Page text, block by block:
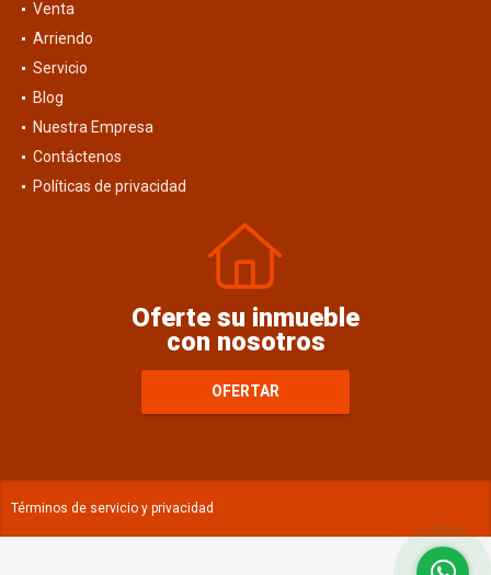
Venta
Arriendo
Servicio
Blog
Nuestra Empresa
Contáctenos
Políticas de privacidad
Oferte su inmueble
con nosotros
OFERTAR
Términos de servicio y privacidad